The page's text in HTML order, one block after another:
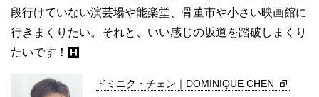
段行けていない演芸場や能楽堂、骨董市や小さい映画館に
行きまくりたい。それと、いい感じの坂道を踏破しまくり
たいです！
ドミニク・チェン｜DOMINIQUE CHEN